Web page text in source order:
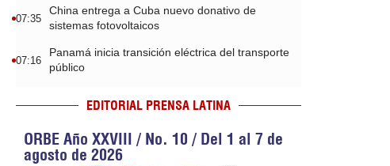
07:35
China entrega a Cuba nuevo donativo de
sistemas fotovoltaicos
07:16
Panamá inicia transición eléctrica del transporte
público
EDITORIAL PRENSA LATINA
ORBE Año XXVIII / No. 10 / Del 1 al 7 de
agosto de 2026